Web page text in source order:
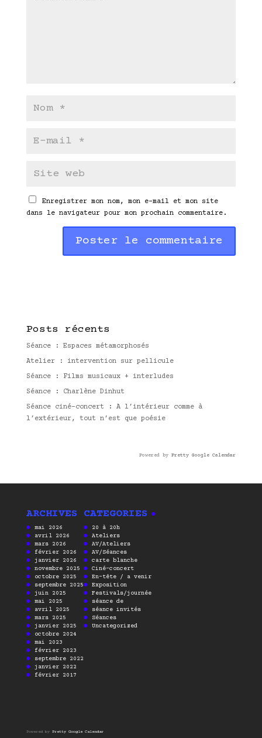
Enregistrer mon nom, mon e-mail et mon site
dans le navigateur pour mon prochain commentaire.
a
t
e
:
Posts récents
Séance : Espaces métamorphosés
Atelier : intervention sur pellicule
Séance : Films musicaux + interludes
Séance : Charlène Dinhut
Séance ciné-concert : A l’intérieur comme à
l’extérieur, tout n’est que poésie
Powered byPretty Google Calendar
ARCHIVES
mai 2026
avril 2026
mars 2026
février 2026
janvier 2026
novembre 2025
octobre 2025
septembre 2025
juin 2025
mai 2025
avril 2025
mars 2025
janvier 2025
octobre 2024
mai 2023
février 2023
septembre 2022
janvier 2022
février 2017
CATEGORIES
20 à 20h
Ateliers
AV/Ateliers
AV/Séances
carte blanche
Ciné-concert
En-tête / a venir
Exposition
Festivals/journée
séance de
séance invités
Séances
Uncategorized
Powered by Pretty Google Calendar